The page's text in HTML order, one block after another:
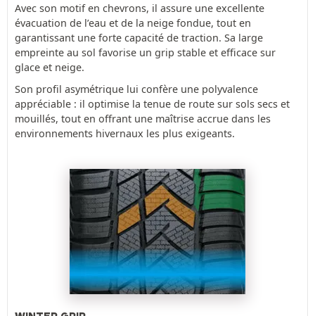
Avec son motif en chevrons, il assure une excellente
évacuation de l’eau et de la neige fondue, tout en
garantissant une forte capacité de traction. Sa large
empreinte au sol favorise un grip stable et efficace sur
glace et neige.
Son profil asymétrique lui confère une polyvalence
appréciable : il optimise la tenue de route sur sols secs et
mouillés, tout en offrant une maîtrise accrue dans les
environnements hivernaux les plus exigeants.